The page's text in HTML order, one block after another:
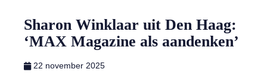
Sharon Winklaar uit Den Haag:
‘MAX Magazine als aandenken’
22 november 2025